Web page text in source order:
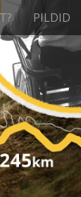
PILDID